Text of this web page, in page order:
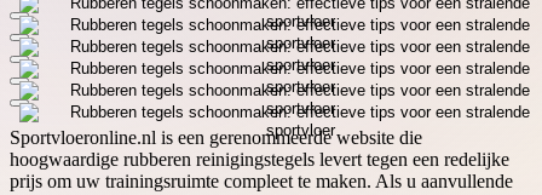
Sportvloeronline.nl is een gerenommeerde website die
hoogwaardige rubberen reinigingstegels levert tegen een redelijke
prijs om uw trainingsruimte compleet te maken. Als u aanvullende